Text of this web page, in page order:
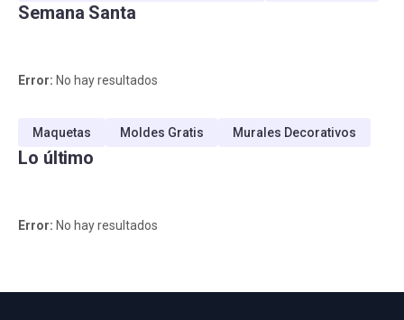
Semana Santa
Error: No hay resultados
Maquetas Moldes Gratis Murales Decorativos
Lo último
Error: No hay resultados